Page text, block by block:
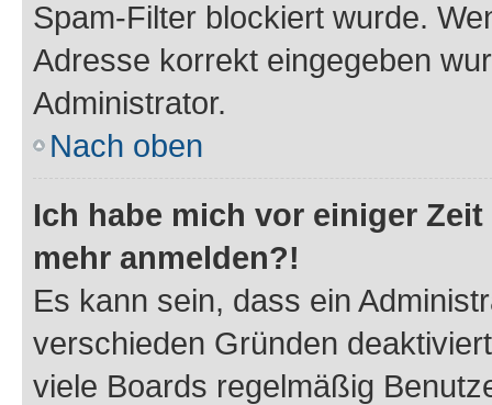
Spam-Filter blockiert wurde.
Adresse korrekt eingegeben
Administrator.
Nach oben
Ich habe mich vor einiger
mehr anmelden?!
Es kann sein, dass ein
verschieden Gründen
viele Boards regelmäßig